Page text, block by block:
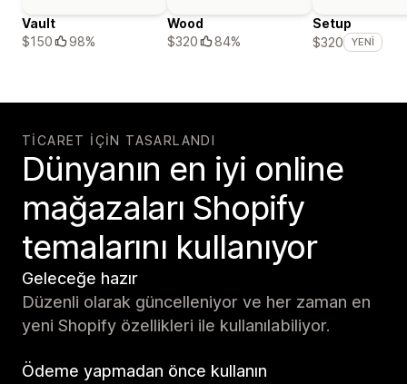
Vault
$150
98%
Wood
$320
84%
Setup
$320
YENI
TICARET IÇIN TASARLANDI
Dünyanın en iyi online
mağazaları Shopify
temalarını kullanıyor
Geleceğe hazır
Düzenli olarak güncelleniyor ve her zaman en
yeni Shopify özellikleri ile kullanılabiliyor.
Ödeme yapmadan önce kullanın